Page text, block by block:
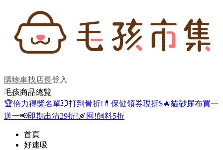
購物車找店長登入
毛孩商品總覽
🏆倍力得獎名單💥打到骨折! 💊保健領券現折$🔥貓砂尿布買一
送一📢即期出清29折!🍖囤!飼料5折
首頁
好速吸